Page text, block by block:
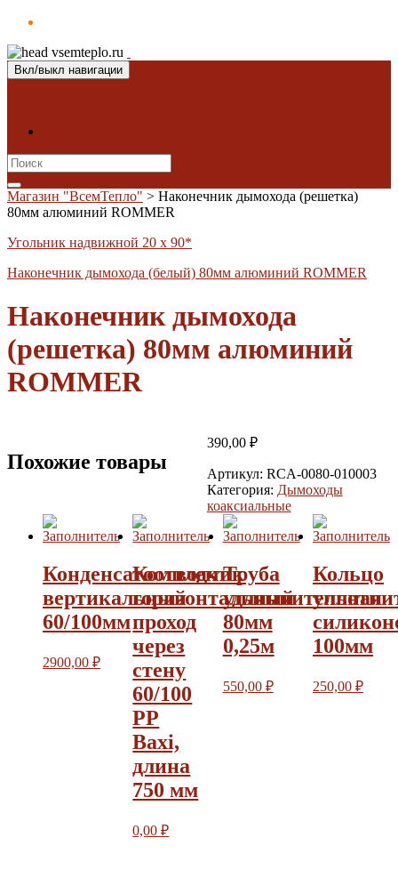
Вкл/выкл навигации
Search
for:
Магазин "ВсемТепло" > Наконечник дымохода (решетка)
80мм алюминий ROMMER
Угольник надвижной 20 х 90*
Наконечник дымохода (белый) 80мм алюминий ROMMER
Наконечник дымохода
(решетка) 80мм алюминий
ROMMER
390,00 ₽
Артикул: RCA-0080-010003
Категория: Дымоходы
коаксиальные
Похожие товары
Конденсатоотводчик
вертикальный
60/100мм
2900,00 ₽
Комплект
горизонтальный
проход
через
стену
60/100
РР
Baxi,
длина
750 мм
0,00₽
Труба
удлиннительная
80мм
0,25м
550,00 ₽
Кольцо
100мм
250,00 ₽